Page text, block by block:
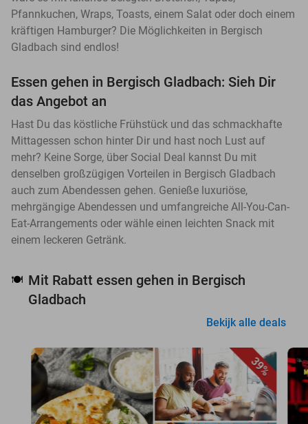
Pfannkuchen, Wraps, Toasts, einem Salat oder doch einem
kräftigen Hamburger? Die Möglichkeiten in Bergisch
Gladbach sind endlos!
Essen gehen in Bergisch Gladbach: Sieh Dir
das Angebot an
Hast Du das köstliche Frühstück und das schmackhafte
Mittagessen schon hinter Dir und hast noch Lust auf
mehr? Keine Sorge, über Social Deal kannst Du mit
denselben großzügigen Vorteilen in Bergisch Gladbach
auch zum Abendessen gehen. Genieße luxuriöse,
mehrgängige Abendessen und umfangreiche All-You-Can-
Eat-Arrangements oder wähle einen leichten Snack mit
einem leckeren Getränk.
🍽️ Mit Rabatt essen gehen in Bergisch
Gladbach
Bekijk alle deals
39%